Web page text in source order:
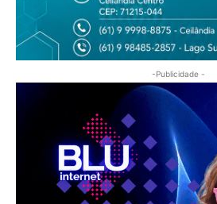
-Publicidade -